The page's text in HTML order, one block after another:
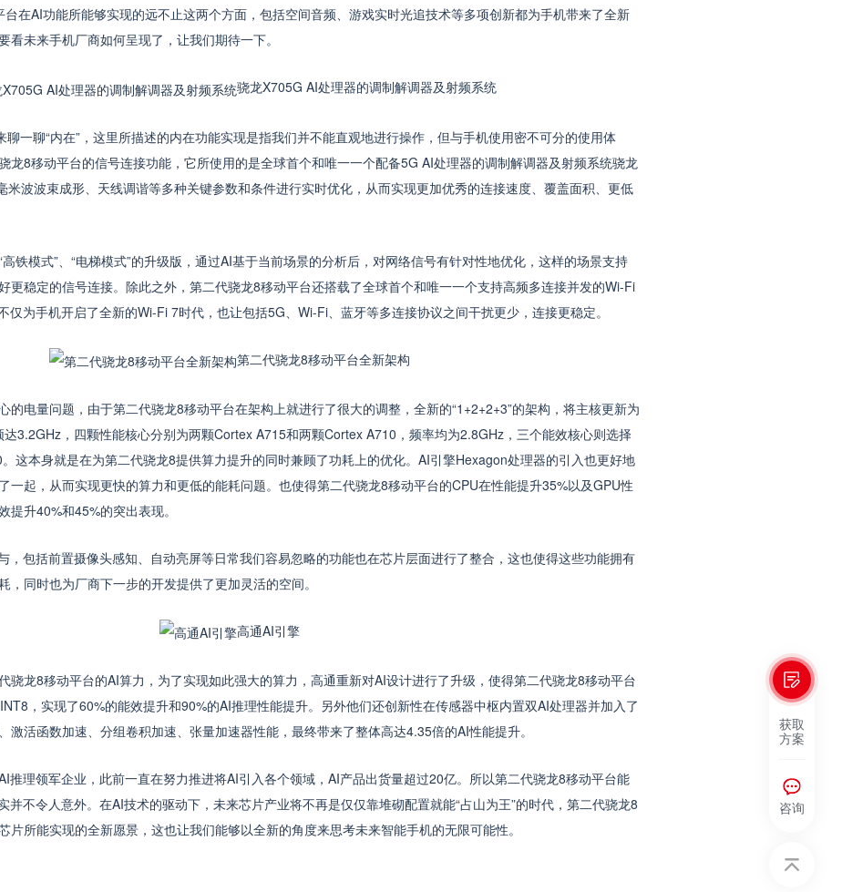
AI功能所能够实现的远不止这两个方面，包括空间音频、游戏实时光追技术等多项创新都为手机带来了全新
看未来手机厂商如何呈现了，让我们期待一下。
骁龙X705G AI处理器的调制解调器及射频系统
一聊“内在”，这里所描述的内在功能实现是指我们并不能直观地进行操作，但与手机使用密不可分的使用体
龙8移动平台的信号连接功能，它所使用的是全球首个和唯一一个配备5G AI处理器的调制解调器及射频系统骁龙
米波波束成形、天线调谐等多种关键参数和条件进行实时优化，从而实现更加优秀的连接速度、覆盖面积、更低
模式”、“电梯模式”的升级版，通过AI基于当前场景的分析后，对网络信号有针对性地优化，这样的场景支持
更稳定的信号连接。除此之外，第二代骁龙8移动平台还搭载了全球首个和唯一一个支持高频多连接并发的Wi-Fi
为手机开启了全新的Wi-Fi 7时代，也让包括5G、Wi-Fi、蓝牙等多连接协议之间干扰更少，连接更稳定。
第二代骁龙8移动平台全新架构
电量问题，由于第二代骁龙8移动平台在架构上就进行了很大的调整，全新的“1+2+2+3”的架构，将主核更新为
3.2GHz，四颗性能核心分别为两颗Cortex A715和两颗Cortex A710，频率均为2.8GHz，三个能效核心则选择
这本身就是在为第二代骁龙8提供算力提升的同时兼顾了功耗上的优化。AI引擎Hexagon处理器的引入也更好地
一起，从而实现更快的算力和更低的能耗问题。也使得第二代骁龙8移动平台的CPU在性能提升35%以及GPU性
升40%和45%的突出表现。
包括前置摄像头感知、自动亮屏等日常我们容易忽略的功能也在芯片层面进行了整合，这也使得这些功能拥有
，同时也为厂商下一步的开发提供了更加灵活的空间。
高通AI引擎
龙8移动平台的AI算力，为了实现如此强大的算力，高通重新对AI设计进行了升级，使得第二代骁龙8移动平台
，实现了60%的能效提升和90%的AI推理性能提升。另外他们还创新性在传感器中枢内置双AI处理器并加入了
激活函数加速、分组卷积加速、张量加速器性能，最终带来了整体高达4.35倍的AI性能提升。
理领军企业，此前一直在努力推进将AI引入各个领域，AI产品出货量超过20亿。所以第二代骁龙8移动平台能
并不令人意外。在AI技术的驱动下，未来芯片产业将不再是仅仅靠堆砌配置就能“占山为王”的时代，第二代骁龙8
片所能实现的全新愿景，这也让我们能够以全新的角度来思考未来智能手机的无限可能性。
获取
方案
咨询